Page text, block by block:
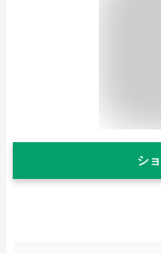
シ